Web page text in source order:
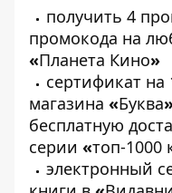
получить 4
промокода на
«Планета Кино»
сертификат на
магазина «Буква
бесплатную
серии «топ-1000
электронный